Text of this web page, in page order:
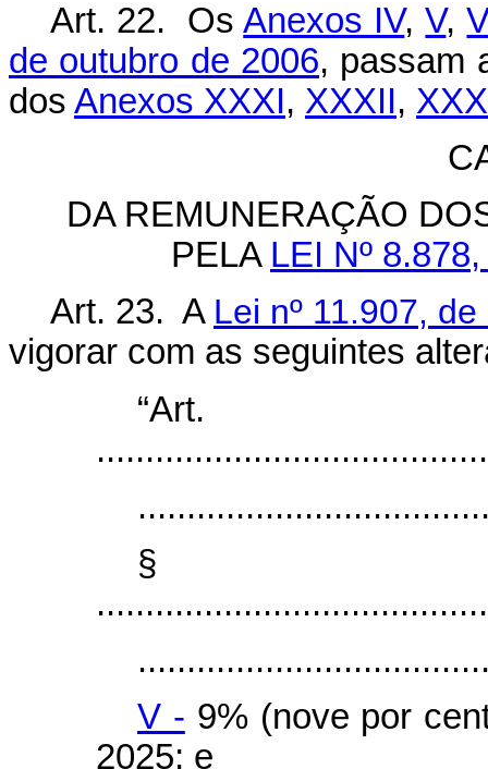
Art. 22. OsAnexos IV,V,
de outubro de 2006, passam
dos Anexos XXXI, XXXII,
DA REMUNERAÇÃO
PELA LEI Nº
Art. 23. A Lei nº 11.907,
vigorar com as seguintes
§
V - 9% (nove por
2025; e